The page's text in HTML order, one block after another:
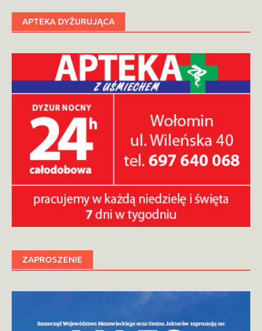
APTEKA DYŻURUJĄCA
ZAPROSZENIE